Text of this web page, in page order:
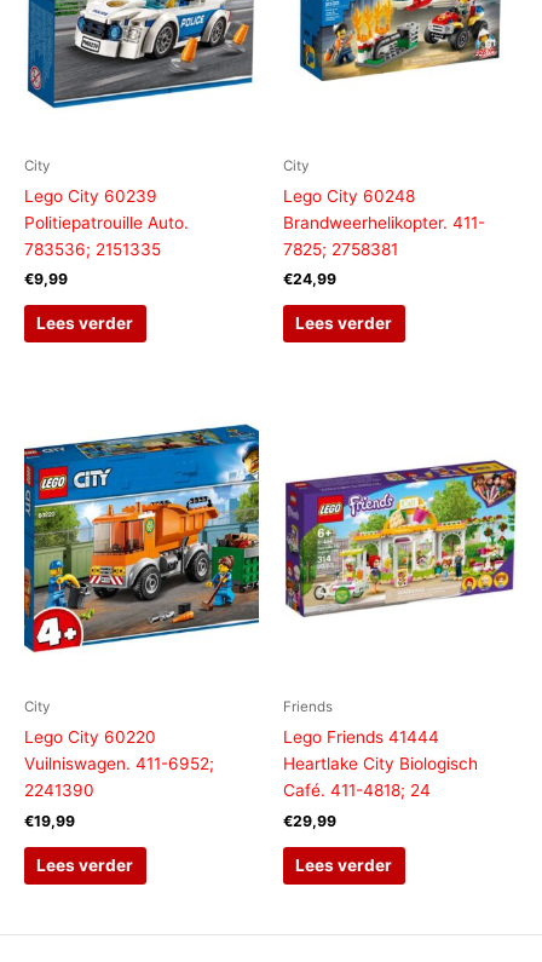
City
Lego City 60239
Politiepatrouille Auto.
783536; 2151335
€9,99
Lees verder
City
Lego City 60248
Brandweerhelikopter. 411-
7825; 2758381
€24,99
Lees verder
City
Lego City 60220
Vuilniswagen. 411-6952;
2241390
€19,99
Lees verder
Friends
Lego Friends 41444
Heartlake City Biologisch
Café. 411-4818; 24
€29,99
Lees verder